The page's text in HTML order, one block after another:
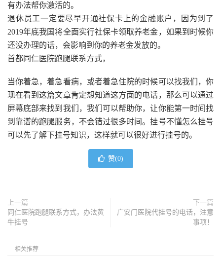
有办法帮你激活的。
退休员工一定要尽早开通社保卡上的金融账户，因为到了
2019年底我国将全面实行社保卡领取养老金，如果到时候你
还没办理的话，会影响到你的养老金发放的。
首都同仁医院跑腿联系方式，
当你着急，着急看病，或者着急住院的时候可以找我们，你
现在看到这篇文章肯定想知道这方面的电话，那么可以通过
屏幕底部来找到我们，我们可以帮助你，让你能第一时间找
到靠谱的跑腿服务，不会错过很多时间。挂号不懂怎么挂号
可以先了解下挂号知识，这样就可以很好进行挂号的。
赞(0)
上一篇
同仁医院跑腿联系方式，办法黄
牛挂号
下一篇
广安门医院代挂号的电话，注意
事项！
相关推荐